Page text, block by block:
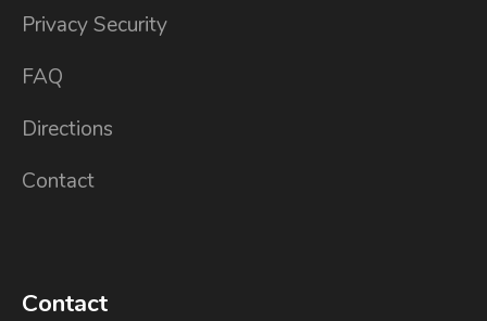
Privacy Security
FAQ
Directions
Contact
Contact